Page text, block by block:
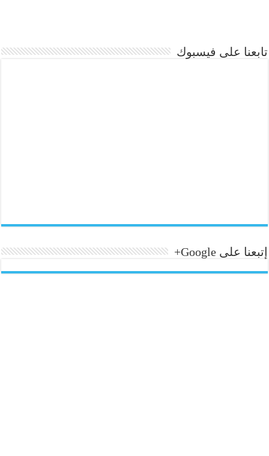
تابعنا على فيسبوك
إتبعنا على Google+